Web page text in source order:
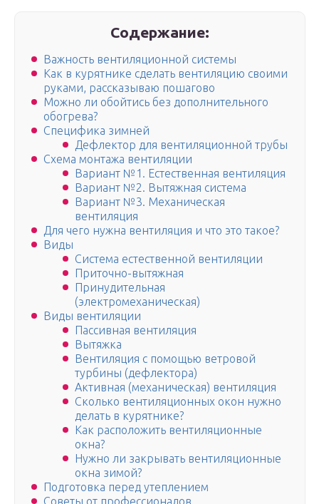
Содержание:
Важность вентиляционной системы
Как в курятнике сделать вентиляцию своими
руками, рассказываю пошагово
Можно ли обойтись без дополнительного
обогрева?
Специфика зимней
Дефлектор для вентиляционной трубы
Схема монтажа вентиляции
Вариант №1. Естественная вентиляция
Вариант №2. Вытяжная система
Вариант №3. Механическая
вентиляция
Для чего нужна вентиляция и что это такое?
Виды
Система естественной вентиляции
Приточно-вытяжная
Принудительная
(электромеханическая)
Виды вентиляции
Пассивная вентиляция
Вытяжка
Вентиляция с помощью ветровой
турбины (дефлектора)
Активная (механическая) вентиляция
Сколько вентиляционных окон нужно
делать в курятнике?
Как расположить вентиляционные
окна?
Нужно ли закрывать вентиляционные
окна зимой?
Подготовка перед утеплением
Советы от профессионалов